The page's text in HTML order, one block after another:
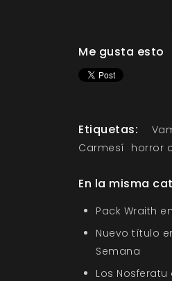
Me gusta esto
Etiquetas:
Carmesí horror
En la misma
Pack Wraith
Nuevo título
Semana
Los